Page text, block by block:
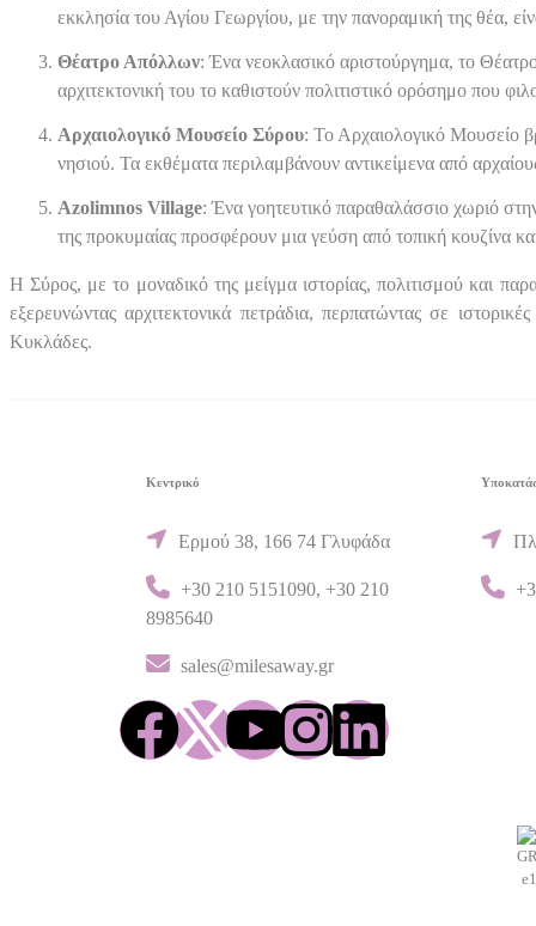
εκκλησία του Αγίου Γεωργίου, με την πανοραμική της θέα,
Θέατρο Απόλλων: Ένα νεοκλασικό αριστούργημα, το
αρχιτεκτονική του το καθιστούν πολιτιστικό ορόσημο που
Αρχαιολογικό Μουσείο Σύρου: Το Αρχαιολογικό Μουσείο
νησιού. Τα εκθέματα περιλαμβάνουν αντικείμενα από
Azolimnos Village: Ένα γοητευτικό παραθαλάσσιο χωριό
της προκυμαίας προσφέρουν μια γεύση από τοπική κουζίνα
Η Σύρος, με το μοναδικό της μείγμα ιστορίας, πολιτισμού και
εξερευνώντας αρχιτεκτονικά πετράδια, περπατώντας σε
Κυκλάδες.
Κεντρικό
Ερμού 38, 166 74 Γλυφάδα
+30 210 5151090, +30 210
8985640
sales@milesaway.gr